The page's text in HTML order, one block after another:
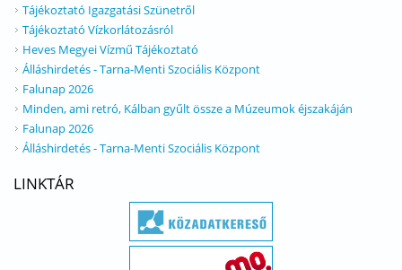
Tájékoztató Igazgatási Szünetről
Tájékoztató Vízkorlátozásról
Heves Megyei Vízmű Tájékoztató
Álláshirdetés - Tarna-Menti Szociális Központ
Falunap 2026
Minden, ami retró, Kálban gyűlt össze a Múzeumok éjszakáján
Falunap 2026
Álláshirdetés - Tarna-Menti Szociális Központ
LINKTÁR